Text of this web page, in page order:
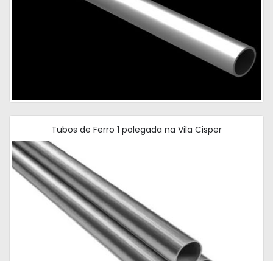
Tubos de Ferro 1 polegada na Vila Cisper